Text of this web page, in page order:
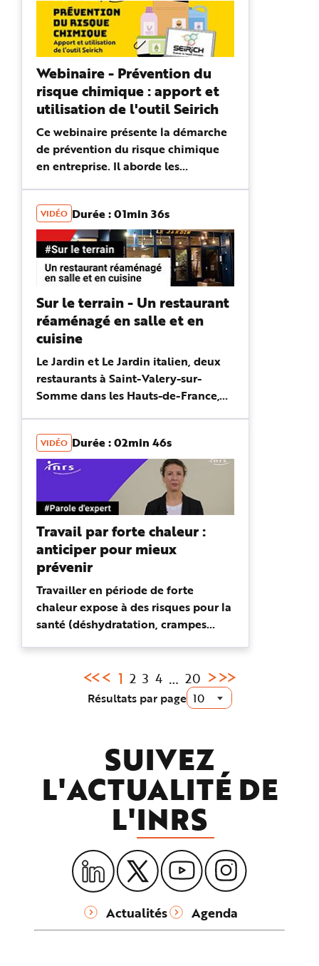
Webinaire - Prévention du
risque chimique : apport et
utilisation de l'outil Seirich
Ce webinaire présente la démarche
de prévention du risque chimique
en entreprise. Il aborde les
travers l'utilisation du logiciel
Seirich : ...
VIDÉO Durée : 01min 36s
Sur le terrain - Un restaurant
réaménagé en salle et en
cuisine
Le Jardin et Le Jardin italien, deux
restaurants à Saint-Valery-sur-
Somme dans les Hauts-de-France,
travail en cuisine comme en salle.
Avec...
VIDÉO Durée : 02min 46s
Travail par forte chaleur :
anticiper pour mieux
prévenir
Travailler en période de forte
chaleur expose à des risques pour la
santé (déshydratation, crampes
de ne pas attendre que ...
Résultats par page
Page
courante
:
1 2 3 4 … 20
SUIVEZ
L'ACTUALITÉ DE
L'INRS
Actualités Agenda